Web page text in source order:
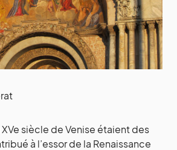
siècle de Venise étaient des
à l’essor de la Renaissance